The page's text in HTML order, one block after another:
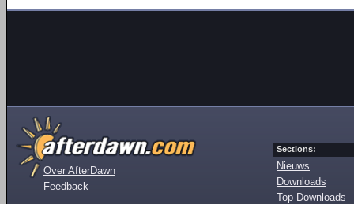
Over AfterDawn
Feedback
Sections:
Nieuws
Downloads
Top Downloads